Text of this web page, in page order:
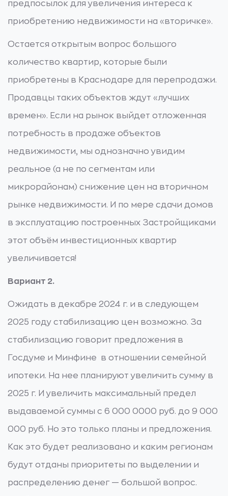
предпосылок для увеличения интереса к
приобретению недвижимости на «вторичке».
Остается открытым вопрос большого
количество квартир, которые были
приобретены в Краснодаре для перепродажи.
Продавцы таких объектов ждут «лучших
времен». Если на рынок выйдет отложенная
потребность в продаже объектов
недвижимости, мы однозначно увидим
реальное (а не по сегментам или
микрорайонам) снижение цен на вторичном
рынке недвижимости. И по мере сдачи домов
в эксплуатацию построенных Застройщиками
этот объём инвестиционных квартир
увеличивается!
Вариант 2.
Ожидать в декабре 2024 г. и в следующем
2025 году стабилизацию цен возможно. За
стабилизацию говорит предложения в
Госдуме и Минфине в отношении семейной
ипотеки. На нее планируют увеличить сумму в
2025 г. И увеличить максимальный предел
выдаваемой суммы с 6 000 0000 руб. до 9 000
000 руб. Но это только планы и предложения.
Как это будет реализовано и каким регионам
будут отданы приоритеты по выделении и
распределению денег — большой вопрос.